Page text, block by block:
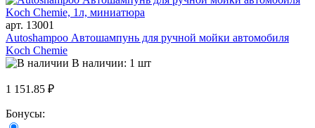
арт. 13001
Autoshampoo Автошампунь для ручной мойки автомобиля
Koch Chemie
В наличии: 1 шт
1 151.85 ₽
Бонусы: